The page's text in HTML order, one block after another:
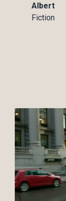
Albert
Fiction